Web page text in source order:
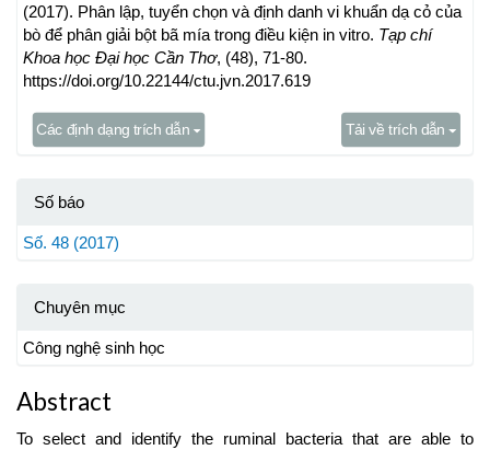
(2017). Phân lập, tuyển chọn và định danh vi khuẩn dạ cỏ của
bò để phân giải bột bã mía trong điều kiện in vitro. Tạp chí
Khoa học Đại học Cần Thơ, (48), 71-80.
https://doi.org/10.22144/ctu.jvn.2017.619
Các định dạng trích dẫn Tải về trích dẫn
Số báo
Số. 48 (2017)
Chuyên mục
Công nghệ sinh học
Abstract
To select and identify the ruminal bacteria that are able to